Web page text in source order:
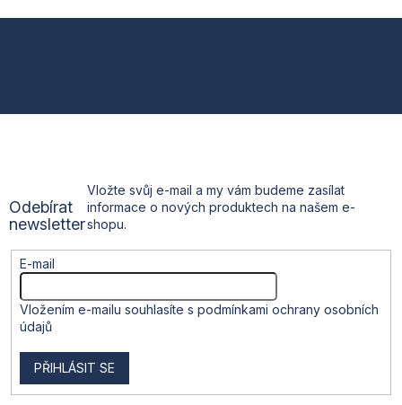
p
Odebírat
newsletter
Vložte svůj e-mail a my vám budeme zasílat
informace o nových produktech na našem e-
shopu.
E-mail
Vložením e-mailu souhlasíte s podmínkami ochrany osobních
údajů
PŘIHLÁSIT SE